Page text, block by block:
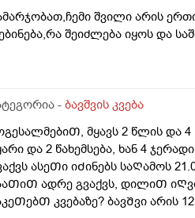
შვილი არის
შეიძლება იყოს და
- ბავშვის კვება
მყავს 2 წლის და 4
და 2 წახემსება, ხან 4
ასეᲗი იᲫინებს საᲦამოს
ადრე გვაქვს, დილიᲗ
კვებაზე? ბავᲨვი არის